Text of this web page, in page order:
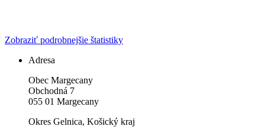
Zobraziť podrobnejšie štatistiky
Adresa
Obec Margecany
Obchodná 7
055 01 Margecany
Okres Gelnica, Košický kraj